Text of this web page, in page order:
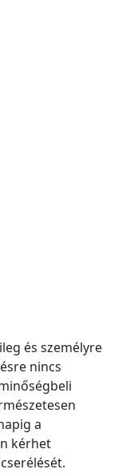
és személyre
nincs
a
kérhet